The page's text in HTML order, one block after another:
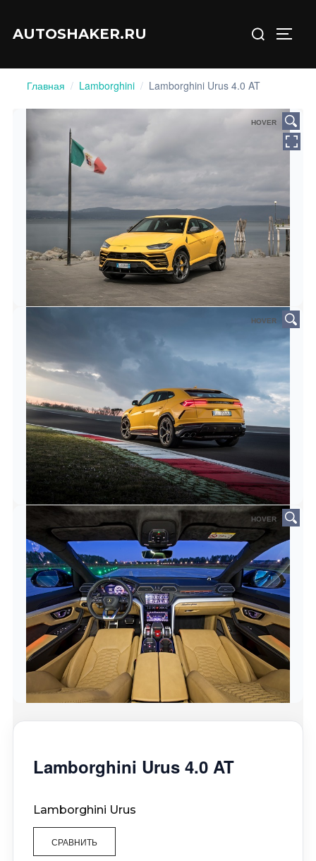
AUTOSHAKER.RU
Главная / Lamborghini / Lamborghini Urus 4.0 AT
HOVER
HOVER
HOVER
Lamborghini Urus 4.0 AT
Lamborghini Urus
СРАВНИТЬ